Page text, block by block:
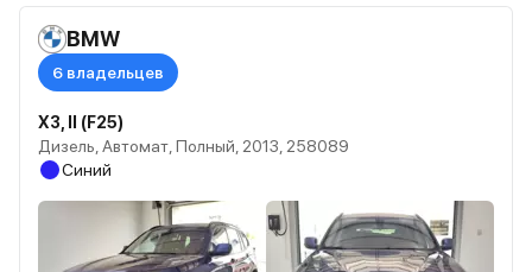
BMW
6 владельцев
X3, II (F25)
Дизель, Автомат, Полный, 2013, 258089
Синий